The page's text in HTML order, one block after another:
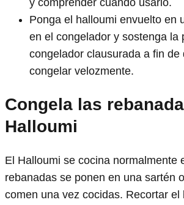
Ponga el halloumi envuelto en
en el congelador y sostenga la
congelador clausurada a fin de
congelar velozmente.
Congela las
Halloumi
El Halloumi se cocina normalmente
rebanadas se ponen en una sartén
comen una vez cocidas. Recortar el